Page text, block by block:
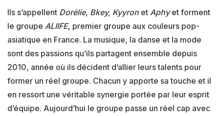
Ils s’appellent Dorélie, Bkey, Kyyron et Aphyet forment
le groupe ALIIFE, premier groupe aux couleurs pop-
asiatique en France. La musique, la danse et la mode
sont des passions qu’ils partagent ensemble depuis
2010, année où ils décident d’allier leurs talents pour
former un réel groupe. Chacun y apporte sa touche et il
en ressort une véritable synergie portée par leur esprit
d’équipe. Aujourd’hui le groupe passe un réel cap avec